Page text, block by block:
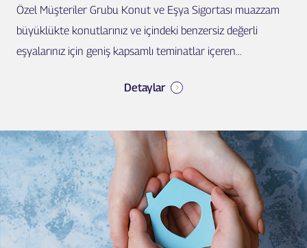
Özel Müşteriler Grubu Konut ve Eşya Sigortası muazzam
büyüklükte konutlarınız ve içindeki benzersiz değerli
eşyalarınız için geniş kapsamlı teminatlar içeren...
Detaylar